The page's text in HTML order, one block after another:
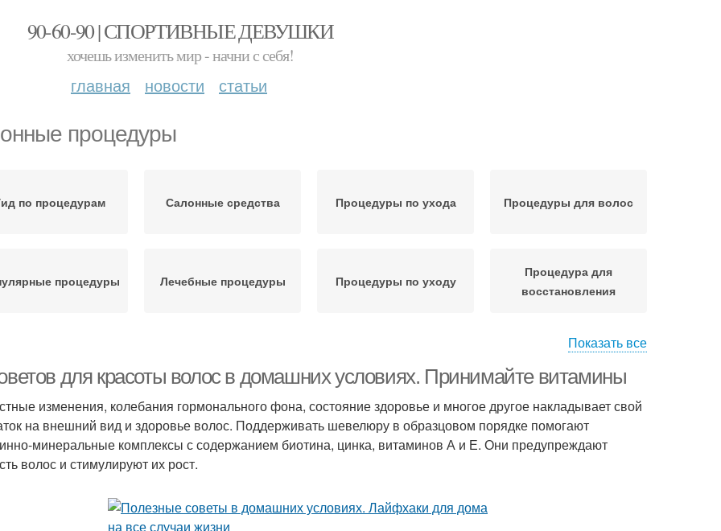
90-60-90 | СПОРТИВНЫЕ ДЕВУШКИ
хочешь изменить мир - начни с себя!
главная новости статьи
процедуры
по процедурам Салонные средства Процедуры по ухода Процедуры для волос
процедуры Лечебные процедуры Процедуры по уходу
Процедура для
восстановления
Процедуры для
выпрямления
Салонные методы
Процедуры для
возраста
Показать все
для красоты волос в домашних условиях. Принимайте витамины
изменения, колебания гормонального фона, состояние здоровье и многое другое накладывает свой
на внешний вид и здоровье волос. Поддерживать шевелюру в образцовом порядке помогают
минеральные комплексы с содержанием биотина, цинка, витаминов А и Е. Они предупреждают
волос и стимулируют их рост.